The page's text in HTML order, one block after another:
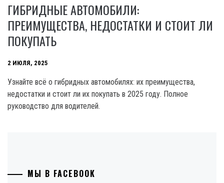
ГИБРИДНЫЕ АВТОМОБИЛИ:
ПРЕИМУЩЕСТВА, НЕДОСТАТКИ И СТОИТ ЛИ
ПОКУПАТЬ
2 ИЮЛЯ, 2025
Узнайте всё о гибридных автомобилях: их преимущества,
недостатки и стоит ли их покупать в 2025 году. Полное
руководство для водителей.
МЫ В FACEBOOK